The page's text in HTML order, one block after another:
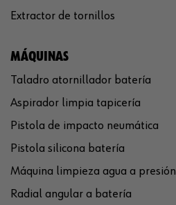
Extractor de tornillos
MÁQUINAS
Taladro atornillador batería
Aspirador limpia tapicería
Pistola de impacto neumática
Pistola silicona batería
Máquina limpieza agua a presión
Radial angular a batería